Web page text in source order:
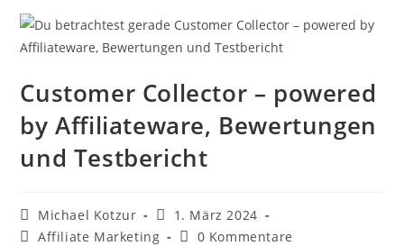
Customer Collector – powered
by Affiliateware, Bewertungen
und Testbericht
Beitrags-
Autor:
Michael Kotzur
Beitrag
veröffentlicht:
1. März 2024
Beitrags-
Affiliate Marketing
Beitrags-
0 Kommentare